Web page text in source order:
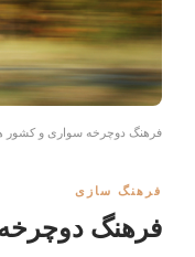
فرهنگ دوچرخه سواری و کشور
فرهنگ سازی
فرهنگ